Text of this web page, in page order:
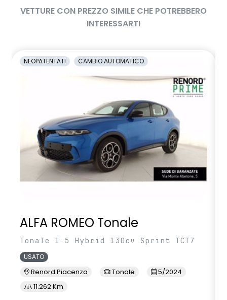
VETTURE CON PREZZO SIMILE CHE POTREBBERO
INTERESSARTI
NEOPATENTATI CAMBIO AUTOMATICO
ALFA ROMEO Tonale
Tonale 1.5 Hybrid 130cv Sprint TCT7
USATO
Renord Piacenza Tonale
5/2024
11.262 Km